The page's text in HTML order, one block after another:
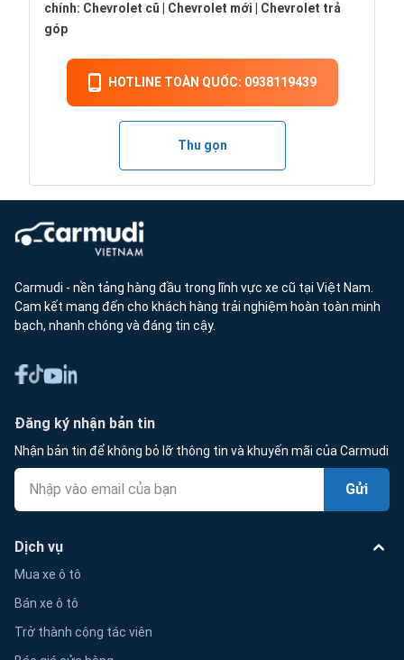
chính: Chevrolet cũ Chevrolet mới
Chevrolet trả
góp
HOTLINE TOÀN QUỐC: 0938119439
Thu gọn
Carmudi - nền tảng hàng đầu trong lĩnh vực xe cũ tại Việt Nam.
Cam kết mang đến cho khách hàng trải nghiệm hoàn toàn minh
bạch, nhanh chóng và đáng tin cậy.
Đăng ký nhận bản tin
Nhận bản tin để không bỏ lỡ thông tin và khuyến mãi của Carmudi
Gửi
Dịch vụ
Mua xe ô tô
Bán xe ô tô
Trở thành cộng tác viên